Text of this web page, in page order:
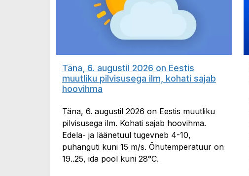
Täna, 6. augustil 2026 on Eestis
muutliku pilvisusega ilm, kohati sajab
hoovihma
Täna, 6. augustil 2026 on Eestis muutliku
pilvisusega ilm. Kohati sajab hoovihma.
Edela- ja läänetuul tugevneb 4-10,
puhanguti kuni 15 m/s. Õhutemperatuur on
19..25, ida pool kuni 28°C.